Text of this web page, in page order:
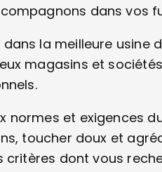
dans vos
la meilleure usine
magasins et
normes et exigences
toucher doux et
critères dont vous